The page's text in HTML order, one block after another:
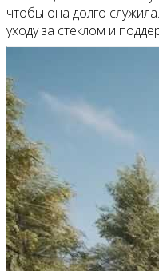
чтобы она долго
уходу за стеклом и